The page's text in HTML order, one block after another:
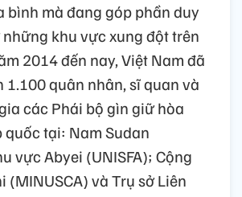
bình mà đang góp phần duy
khu vực xung đột trên
2014 đến nay, Việt Nam đã
1.100 quân nhân, sĩ quan và
các Phái bộ gìn giữ hòa
quốc tại: Nam Sudan
vực Abyei (UNISFA); Cộng
(MINUSCA) và Trụ sở Liên